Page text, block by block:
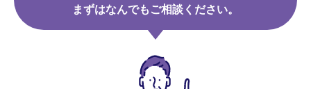
まずはなんでもご相談ください。